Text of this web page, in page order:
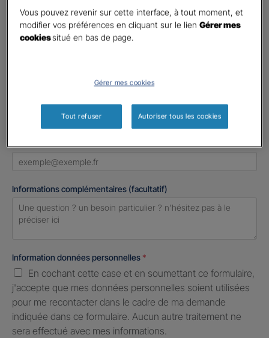
Madame
Monsieur
Last
country
selected
Informations complémentaires (facultatif)
Information données personnelles *
En cochant cette case et en soumettant ce formulaire,
j'accepte que mes données personnelles soient utilisées
pour me recontacter dans le cadre de ma demande
indiquée dans ce formulaire. Aucun autre traitement ne
sera effectué avec mes informations.
Vous pouvez revenir sur cette interface, à tout moment, et
modifier vos préférences en cliquant sur le lienGérer mes
cookiessitué en bas de page.
Gérer mes cookies
Tout refuser Autoriser tous les cookies